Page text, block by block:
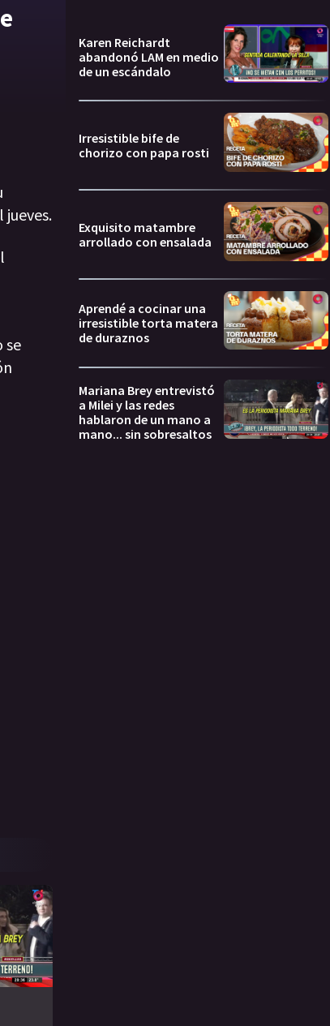
se
Karen Reichardt
abandonó LAM en medio
de un escándalo
Irresistible bife de
chorizo con papa rosti
Exquisito matambre
arrollado con ensalada
Aprendé a cocinar una
irresistible torta matera
de duraznos
Mariana Brey entrevistó
a Milei y las redes
hablaron de un mano a
mano... sin sobresaltos